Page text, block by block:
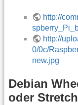
http://
http://
0/0c/
new.jpg
Debian
oder